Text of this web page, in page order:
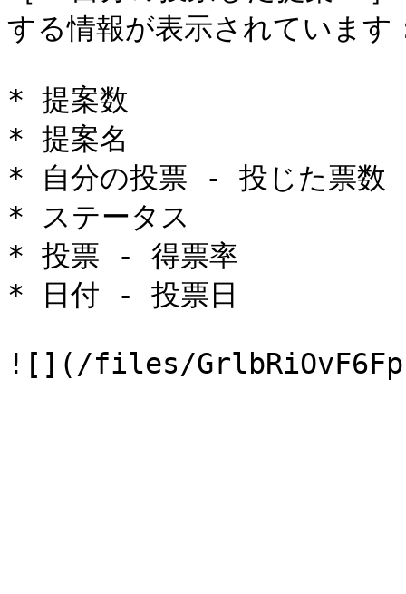
する情報が表示されています
* 提案数
* 提案名
* 自分の投票 - 投じた票数
* ステータス
* 投票 - 得票率
* 日付 - 投票日